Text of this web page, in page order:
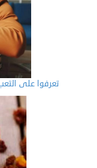
تعرفوا على